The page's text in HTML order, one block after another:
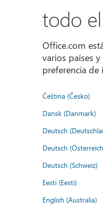
todo
Office.com
varios países
preferencia
Čeština (Česko)
Dansk (Danmark)
Deutsch
Deutsch
Deutsch (Schweiz)
Eesti (Eesti)
English (Australia)